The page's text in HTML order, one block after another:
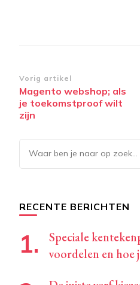
Bericht
navigatie
Vorig artikel
Magento webshop; als
je toekomstproof wilt
zijn
Op
zoek
RECENTE BERICHTEN
Speciale
voordelen en hoe